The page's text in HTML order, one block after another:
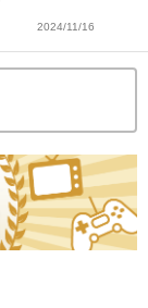
2024/11/16